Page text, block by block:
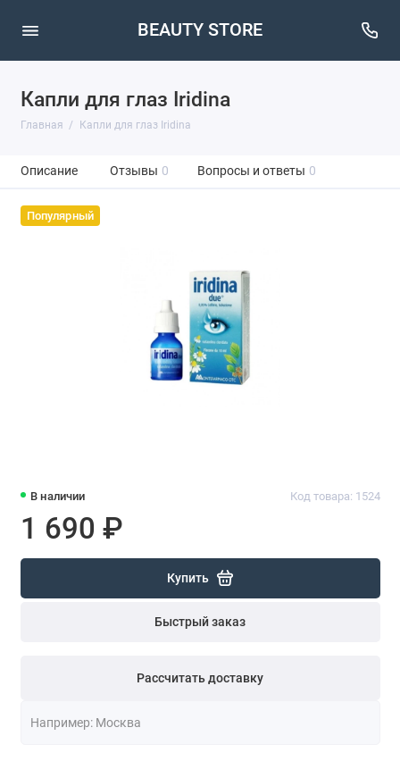
BEAUTY STORE
Капли для глаз Iridina
Главная Капли для глаз Iridina
Описание Отзывы 0 Вопросы и ответы 0
Популярный
В наличии Код товара: 1524
1 690 ₽
Купить
Быстрый заказ
Рассчитать доставку